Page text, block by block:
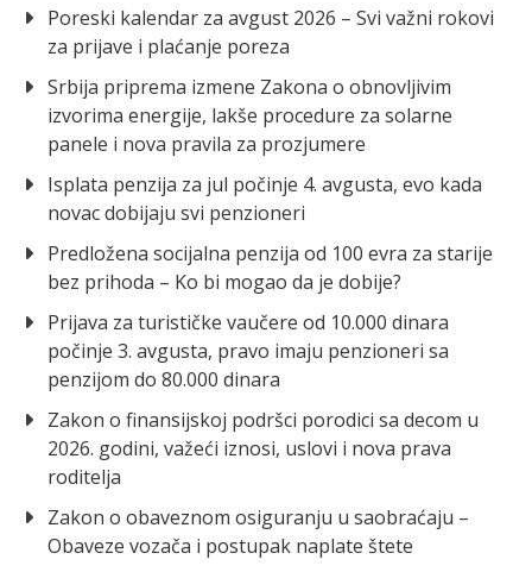
Poreski kalendar za avgust 2026 – Svi važni rokovi
za prijave i plaćanje poreza
Srbija priprema izmene Zakona o obnovljivim
izvorima energije, lakše procedure za solarne
panele i nova pravila za prozjumere
Isplata penzija za jul počinje 4. avgusta, evo kada
novac dobijaju svi penzioneri
Predložena socijalna penzija od 100 evra za starije
bez prihoda – Ko bi mogao da je dobije?
Prijava za turističke vaučere od 10.000 dinara
počinje 3. avgusta, pravo imaju penzioneri sa
penzijom do 80.000 dinara
Zakon o finansijskoj podršci porodici sa decom u
2026. godini, važeći iznosi, uslovi i nova prava
roditelja
Zakon o obaveznom osiguranju u saobraćaju –
Obaveze vozača i postupak naplate štete